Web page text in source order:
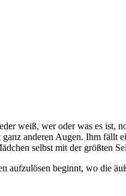
weiß, wer oder was es ist,
anderen Augen. Ihm fällt
selbst mit der größten
aufzulösen beginnt, wo die